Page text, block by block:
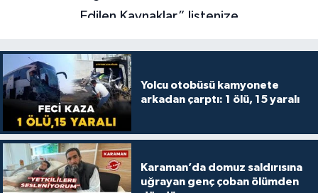
Yolcu otobüsü kamyonete
arkadan çarptı: 1 ölü, 15 yaralı
Karaman’da domuz saldırısına
uğrayan genç çoban ölümden